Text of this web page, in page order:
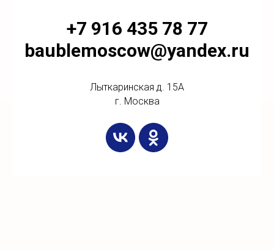
+7 916 435 78 77
baublemoscow@yandex.ru
Лыткаринская д. 15А
г. Москва